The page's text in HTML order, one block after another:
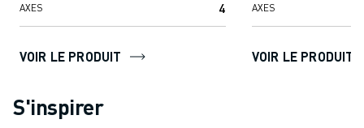
AXES 4
VOIR LE PRODUIT
AXES
VOIR LE PRODUIT
S'inspirer